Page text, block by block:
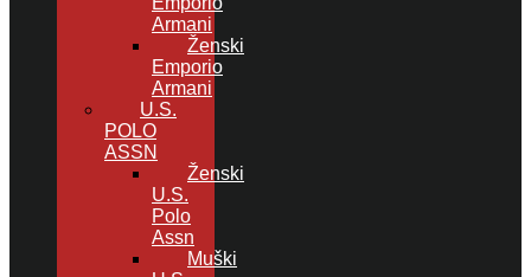
Armani
Ženski
Emporio
Armani
U.S.
POLO
ASSN
Ženski
U.S.
Polo
Assn
Muški